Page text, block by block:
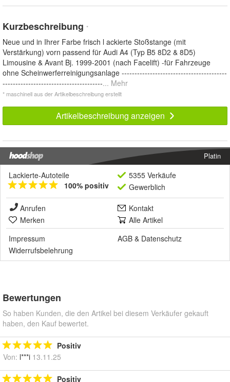
Kurzbeschreibung *
Neue und in Ihrer Farbe frisch l ackierte Stoßstange (mit
Verstärkung) vorn passend für Audi A4 (Typ B5 8D2 & 8D5)
Limousine & Avant Bj. 1999-2001 (nach Facelift) -für Fahrzeuge
ohne Scheinwerferreinigungsanlage -----------------------------------------
---------------------------------------... Mehr
* maschinell aus der Artikelbeschreibung erstellt
Artikelbeschreibung anzeigen
Platin
Lackierte-Autoteile
100% positiv
5355 Verkäufe
Gewerblich
Anrufen
Kontakt
Merken
Alle Artikel
Impressum
AGB & Datenschutz
Widerrufsbelehrung
Bewertungen
So haben Kunden, die den Artikel bei diesem Verkäufer gekauft
haben, den Kauf bewertet.
Positiv
Von: l***i 13.11.25
Positiv